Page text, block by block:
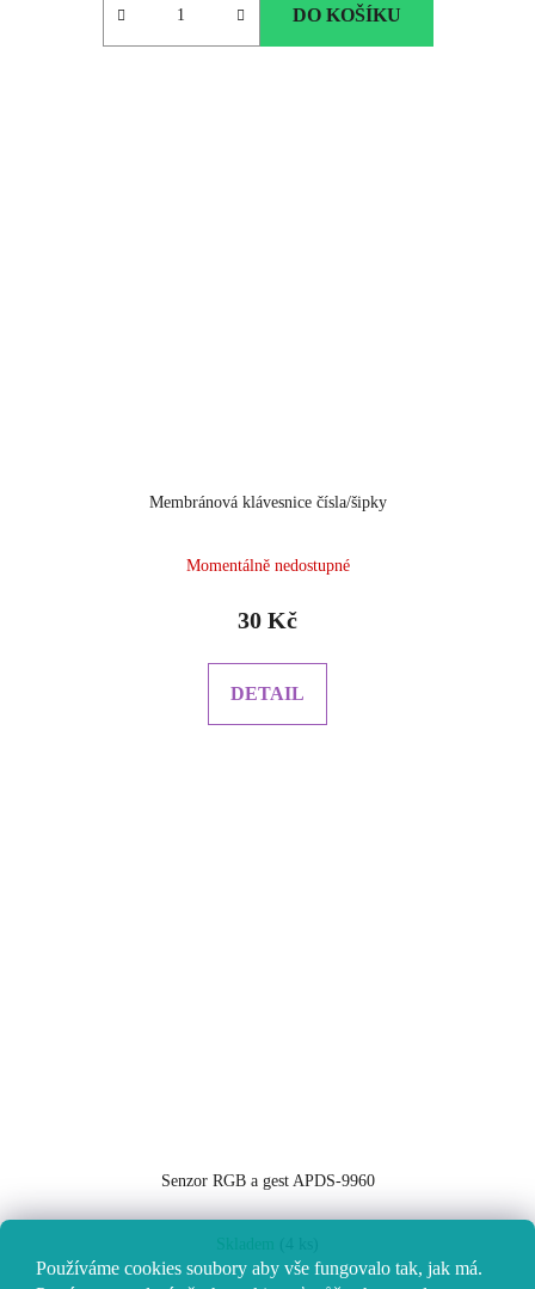
Používáme cookies soubory aby vše fungovalo tak, jak má.
DO KOŠÍKU
Membránová klávesnice čísla/šipky
Momentálně nedostupné
30 Kč
DETAIL
Senzor RGB a gest APDS-9960